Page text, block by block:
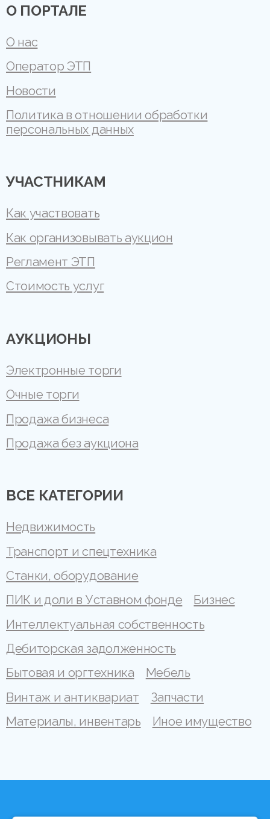
О ПОРТАЛЕ
О нас
Оператор ЭТП
Новости
Политика в отношении обработки
персональных данных
УЧАСТНИКАМ
Как участвовать
Как организовывать аукцион
Регламент ЭТП
Стоимость услуг
АУКЦИОНЫ
Электронные торги
Очные торги
Продажа бизнеса
Продажа без аукциона
ВСЕ КАТЕГОРИИ
Недвижимость
Транспорт и спецтехника
Станки, оборудование
ПИК и доли в Уставном фонде
Бизнес
Интеллектуальная собственность
Дебиторская задолженность
Бытовая и оргтехника
Мебель
Винтаж и антиквариат
Запчасти
Материалы, инвентарь
Иное имущество